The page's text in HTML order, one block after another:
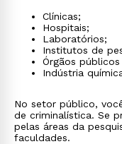
Clínicas;
Hospitais;
Laboratórios;
Institutos de
Órgãos
Indústria
No setor público,
de criminalística. Se
pelas áreas da
faculdades.